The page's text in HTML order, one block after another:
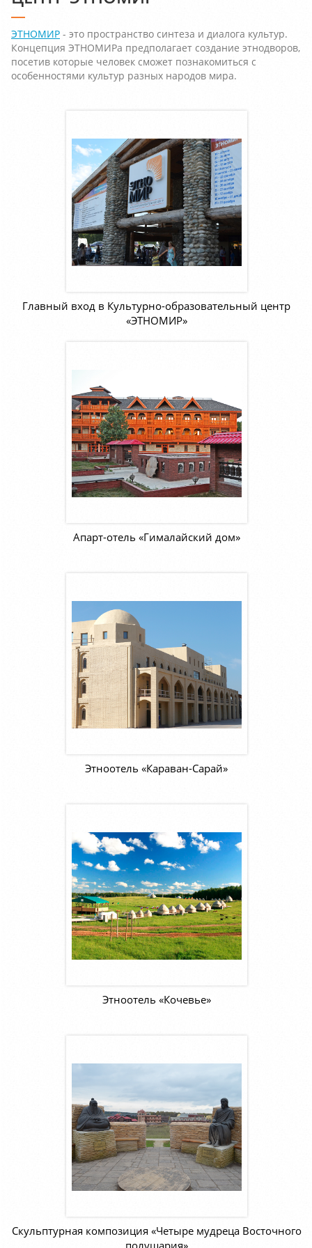
ЭТНОМИР - это пространство синтеза и диалога культур.
Концепция ЭТНОМИРа предполагает создание этнодворов,
посетив которые человек сможет познакомиться с
особенностями культур разных народов мира.
Главный вход в Культурно-образовательный центр
«ЭТНОМИР»
Апарт-отель «Гималайский дом»
Этноотель «Караван-Сарай»
Этноотель «Кочевье»
Скульптурная композиция «Четыре мудреца Восточного
полушария»